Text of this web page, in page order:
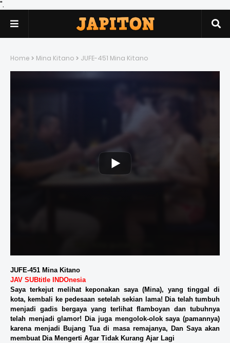
".
Home Mina Kitano JUFE-451 Mina Kitano
JUFE-451 Mina Kitano
JAV SUBtitle INDOnesia
Saya terkejut melihat keponakan saya (Mina), yang tinggal di
kota, kembali ke pedesaan setelah sekian lama! Dia telah tumbuh
menjadi gadis bergaya yang terlihat flamboyan dan tubuhnya
telah menjadi glamor! Dia juga mengolok-olok saya (pamannya)
karena menjadi Bujang Tua di masa remajanya, Dan Saya akan
membuat Dia Mengerti Agar Tidak Kurang Ajar Lagi